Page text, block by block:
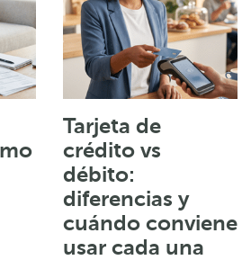
Tarjeta de
crédito vs
débito:
diferencias y
cuándo conviene
usar cada una